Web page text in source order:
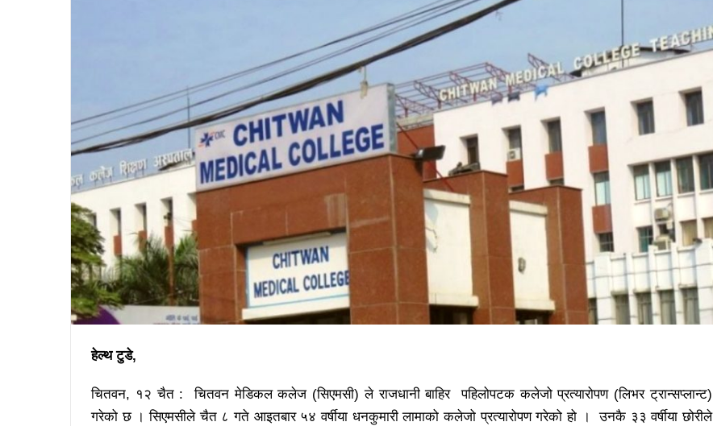
हेल्थ टुडे,
चितवन, १२ चैत : चितवन मेडिकल कलेज (सिएमसी) ले राजधानी बाहिर पहिलोपटक कलेजो प्रत्यारोपण (लिभर ट्रान्सप्लान्ट)
गरेको छ । सिएमसीले चैत ८ गते आइतबार ५४ वर्षीया धनकुमारी लामाको कलेजो प्रत्यारोपण गरेको हो । उनकै ३३ वर्षीया छोरीले